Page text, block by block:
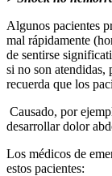
Algunos pacientes
mal rápidamente
de sentirse
si no son atendidas,
recuerda que los
Causado, por
desarrollar dolor
Los médicos de
estos pacientes: